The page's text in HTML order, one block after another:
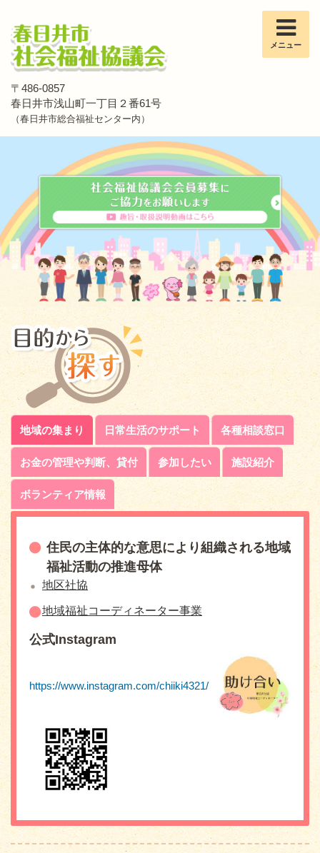
〒486-0857
春日井市浅山町一丁目２番61号
（春日井市総合福祉センター内）
メニュー
春
日
井
市
社
会
福
祉
協
議
会
地域の集まり 日常生活のサポート 各種相談窓口
お金の管理や判断、貸付 参加したい 施設紹介
ボランティア情報
住民の主体的な意思により組織される地域
福祉活動の推進母体
地区社協
地域福祉コーディネーター事業
公式Instagram
https://www.instagram.com/chiiki4321/